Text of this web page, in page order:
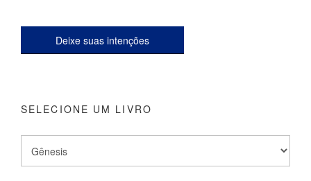
Deixe suas intenções
SELECIONE UM LIVRO